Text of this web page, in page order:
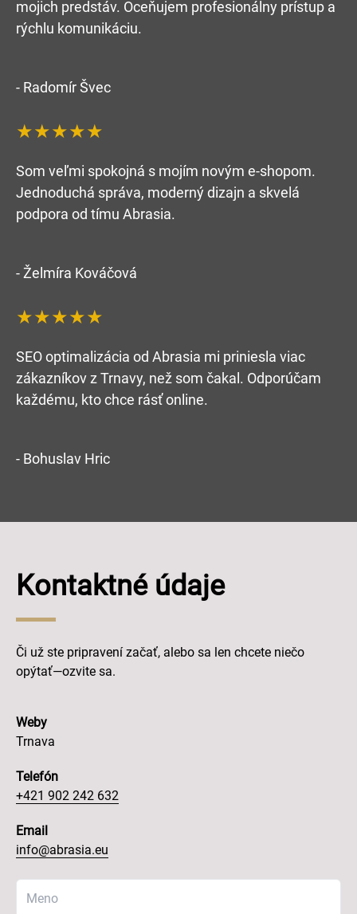
mojich predstáv. Oceňujem profesionálny prístup a
rýchlu komunikáciu.
- Radomír Švec
★★★★★
Som veľmi spokojná s mojím novým e-shopom.
Jednoduchá správa, moderný dizajn a skvelá
podpora od tímu Abrasia.
- Želmíra Kováčová
★★★★★
SEO optimalizácia od Abrasia mi priniesla viac
zákazníkov z Trnavy, než som čakal. Odporúčam
každému, kto chce rásť online.
- Bohuslav Hric
Kontaktné údaje
Či už ste pripravení začať, alebo sa len chcete niečo
opýtať—ozvite sa.
Weby
Trnava
Telefón
+421 902 242 632
Email
info@abrasia.eu